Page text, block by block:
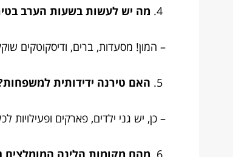
מה יש לעשות בשעות הערב
– המון! מסעדות, ברים, ודיסקוטקים
האם טירנה ידידותית
– כן, יש גני ילדים, פארקים ופעילויות
מהם מקומות הלינה המומלצים